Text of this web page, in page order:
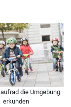
die Umgebung
erkunden